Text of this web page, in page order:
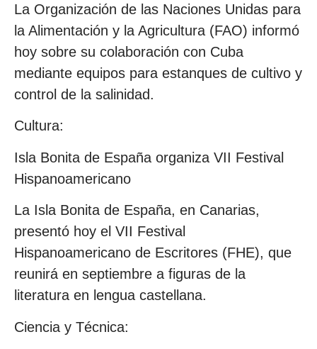
La Organización de las Naciones Unidas para
la Alimentación y la Agricultura (FAO) informó
hoy sobre su colaboración con Cuba
mediante equipos para estanques de cultivo y
control de la salinidad.
Cultura:
Isla Bonita de España organiza VII Festival
Hispanoamericano
La Isla Bonita de España, en Canarias,
presentó hoy el VII Festival
Hispanoamericano de Escritores (FHE), que
reunirá en septiembre a figuras de la
literatura en lengua castellana.
Ciencia y Técnica: